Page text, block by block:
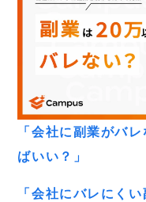
「会社に副業がバ
ばいい？」
「会社にバレにく